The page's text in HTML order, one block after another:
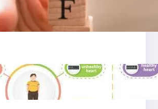
Gaya Hidup Seimbang
2025: Kesehatan
Mental, Produktivitas,
Gaya Hidup Sehat
2025: Antara Tren,
Teknologi, dan